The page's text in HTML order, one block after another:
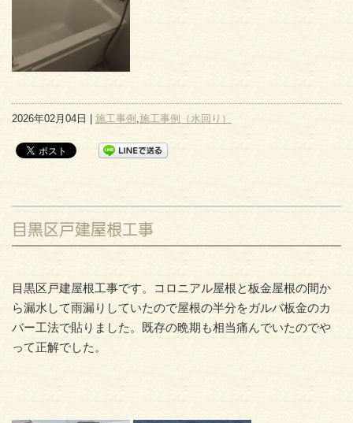
2026年02月04日 | 施工事例,施工事例（水回り）
目黒区戸建屋根工事
目黒区戸建屋根工事です。コロニアル屋根と板金屋根の間か
ら漏水して雨漏りしていたので屋根の半分をガルバ板金のカ
バー工法で貼りました。既存の晩期も相当痛んでいたのでや
って正解でした。